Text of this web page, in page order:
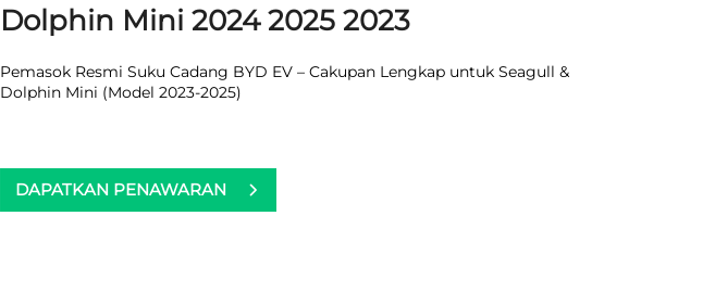
Dolphin Mini 2024 2025 2023
Pemasok Resmi Suku Cadang BYD EV – Cakupan Lengkap untuk Seagull &
Dolphin Mini (Model 2023-2025)
DAPATKAN PENAWARAN